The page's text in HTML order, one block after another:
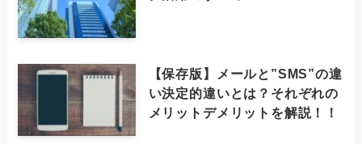
【保存版】メールと”SMS”の違
い決定的違いとは？それぞれの
メリットデメリットを解説！！